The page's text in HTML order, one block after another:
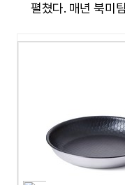
펼쳤다. 매년 북미